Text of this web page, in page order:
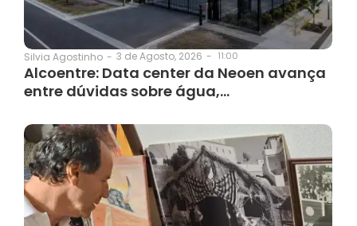
Silvia Agostinho - 3 de Agosto, 2026 - 11:00
Alcoentre: Data center da Neoen avança
entre dúvidas sobre água,…